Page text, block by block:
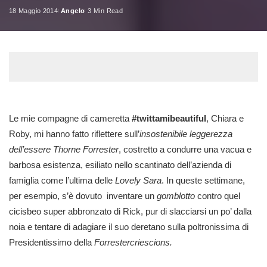
18 Maggio 2014
Posted
Angelo 3 Min Read
Le mie compagne di cameretta #twittamibeautiful, Chiara e
Roby, mi hanno fatto riflettere sull’insostenibile leggerezza
dell’essere Thorne Forrester, costretto a condurre una vacua e
barbosa esistenza, esiliato nello scantinato dell’azienda di
famiglia come l’ultima delle Lovely Sara. In queste settimane,
per esempio, s’è dovuto inventare un gomblotto contro quel
cicisbeo super abbronzato di Rick, pur di slacciarsi un po’ dalla
noia e tentare di adagiare il suo deretano sulla poltronissima di
Presidentissimo della Forrestercriescions.